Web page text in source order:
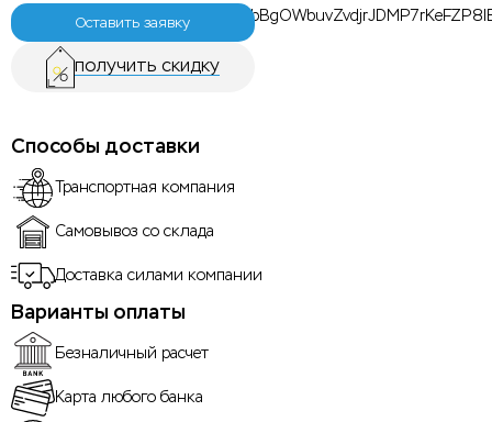
Оставить заявку
получить скидку
Способы доставки
Транспортная компания
Самовывоз со склада
Доставка силами компании
Варианты оплаты
Безналичный расчет
Карта любого банка